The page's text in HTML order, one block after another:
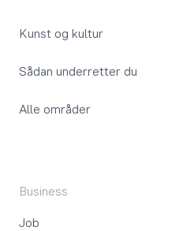
Kunst og kultur
Sådan underretter du
Alle områder
Business
Job